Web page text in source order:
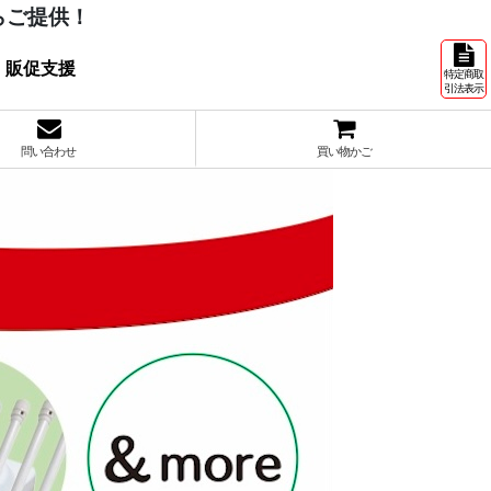
提供！
促支援
特定商取
引法表示
問い合わせ 買い物かご